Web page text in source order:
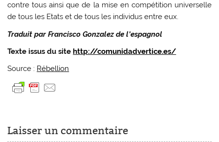
contre tous ainsi que de la mise en compétition universelle
de tous les Etats et de tous les individus entre eux.
Traduit par Francisco Gonzalez de l’espagnol
Texte issus du site http://comunidadvertice.es/
Source : Rébellion
Laisser un commentaire